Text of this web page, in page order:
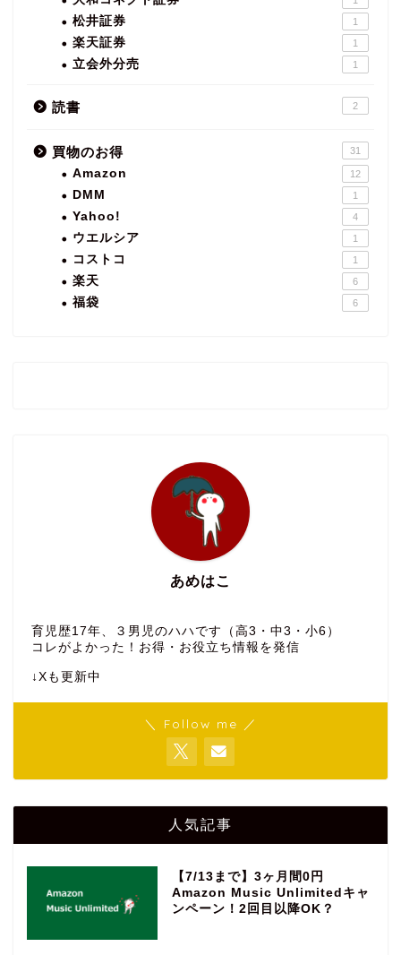
松井証券 1
楽天証券 1
立会外分売 1
読書 2
買物のお得 31
Amazon 12
DMM 1
Yahoo! 4
ウエルシア 1
コストコ 1
楽天 6
福袋 6
あめはこ
育児歴17年、３男児のハハです（高3・中3・小6）
コレがよかった！お得・お役立ち情報を発信
↓Xも更新中
＼ Follow me ／
人気記事
【7/13まで】3ヶ月間0円
Amazon Music Unlimitedキャ
ンペーン！2回目以降OK？